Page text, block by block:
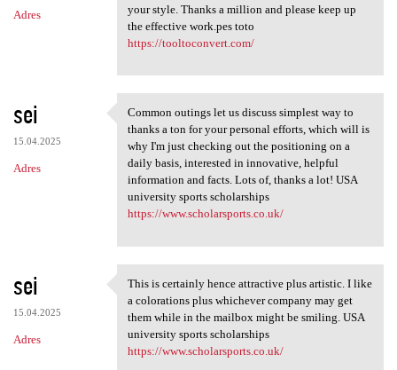
Adres
your style. Thanks a million and please keep up
the effective work.pes toto
https://tooltoconvert.com/
sei
15.04.2025
Adres
Common outings let us discuss
Common outings let us discuss simplest way to
thanks a ton for your personal efforts, which will is
why I'm just checking out the positioning on a
daily basis, interested in innovative, helpful
information and facts. Lots of, thanks a lot! USA
university sports scholarships
https://www.scholarsports.co.uk/
sei
15.04.2025
Adres
This is certainly hence
This is certainly hence attractive plus artistic. I like
a colorations plus whichever company may get
them while in the mailbox might be smiling. USA
university sports scholarships
https://www.scholarsports.co.uk/